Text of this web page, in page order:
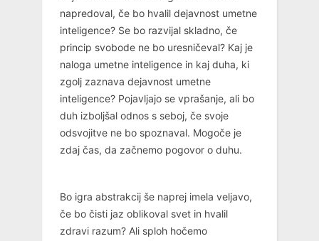
napredoval, če bo hvalil dejavnost umetne
inteligence? Se bo razvijal skladno, če
princip svobode ne bo uresničeval? Kaj je
naloga umetne inteligence in kaj duha, ki
zgolj zaznava dejavnost umetne
inteligence? Pojavljajo se vprašanje, ali bo
duh izboljšal odnos s seboj, če svoje
odsvojitve ne bo spoznaval. Mogoče je
zdaj čas, da začnemo pogovor o duhu.
Bo igra abstrakcij še naprej imela veljavo,
če bo čisti jaz oblikoval svet in hvalil
zdravi razum? Ali sploh hočemo